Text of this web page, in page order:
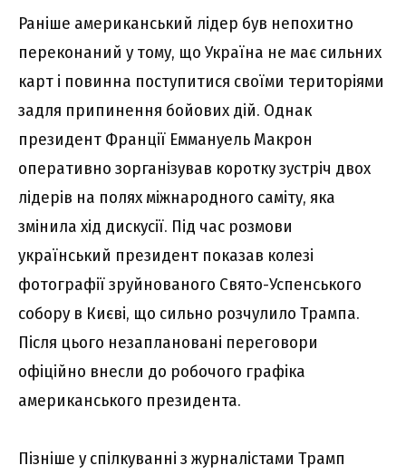
Раніше американський лідер був непохитно
переконаний у тому, що Україна не має сильних
карт і повинна поступитися своїми територіями
задля припинення бойових дій. Однак
президент Франції Еммануель Макрон
оперативно зорганізував коротку зустріч двох
лідерів на полях міжнародного саміту, яка
змінила хід дискусії. Під час розмови
український президент показав колезі
фотографії зруйнованого Свято-Успенського
собору в Києві, що сильно розчулило Трампа.
Після цього незаплановані переговори
офіційно внесли до робочого графіка
американського президента.
Пізніше у спілкуванні з журналістами Трамп